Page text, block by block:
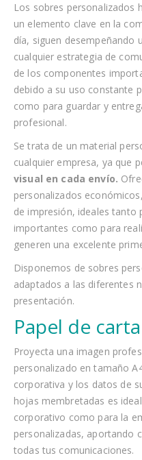
Los sobres personalizados
un elemento clave en la
día, siguen desempeñando
cualquier estrategia de
de los componentes
debido a su uso constante
como para guardar y
profesional.
Se trata de un material
cualquier empresa, ya que
visual en cada envío.
personalizados
de impresión, ideales tanto
importantes como para
generen una excelente
Disponemos de sobres
adaptados a las diferentes
presentación.
Papel de
Proyecta una imagen
personalizado en tamaño
corporativa y los datos de
hojas membretadas es
corporativo como para la
personalizadas, aportando
todas tus comunicaciones.